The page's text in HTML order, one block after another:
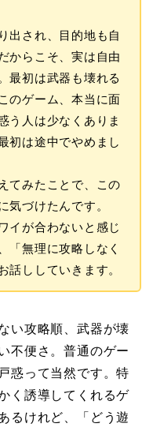
出され、目的地も自
からこそ、実は自由
最初は武器も壊れる
のゲーム、本当に面
う人は少なくありま
初は途中でやめまし
てみたことで、この
気づけたんです。
イが合わないと感じ
「無理に攻略しなく
話ししていきます。
い攻略順、武器が壊
不便さ。普通のゲー
惑って当然です。特
く誘導してくれるゲ
るけれど、「どう遊